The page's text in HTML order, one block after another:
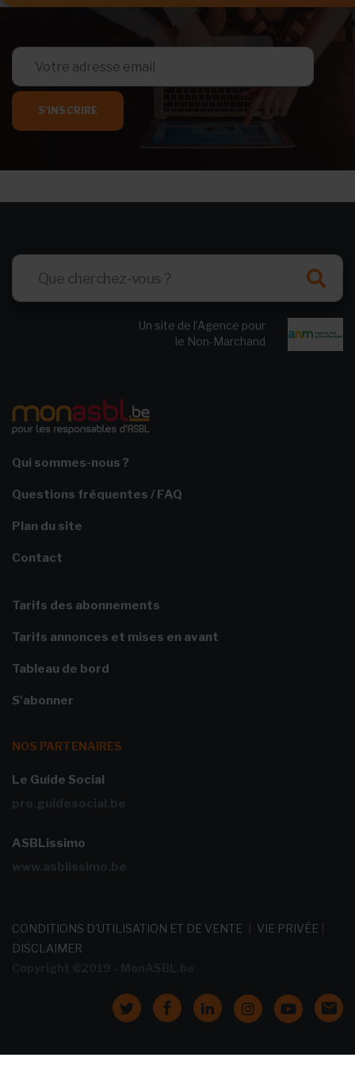
S'INSCRIRE
Un site de l’Agence pour
le Non-Marchand
Qui sommes-nous ?
Questions fréquentes / FAQ
Plan du site
Contact
Tarifs des abonnements
Tarifs annonces et mises en avant
Tableau de bord
S'abonner
NOS PARTENAIRES
Le Guide Social
pro.guidesocial.be
ASBLissimo
www.asblissimo.be
CONDITIONS D'UTILISATION ET DE VENTE VIE PRIVÉE
DISCLAIMER